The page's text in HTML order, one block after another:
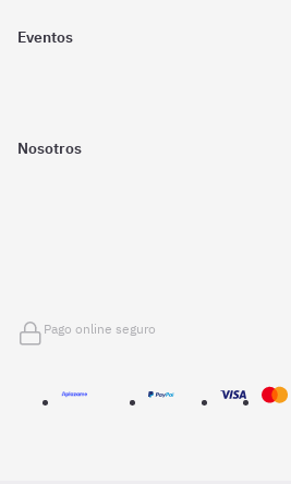
Eventos
Nosotros
Pago online seguro